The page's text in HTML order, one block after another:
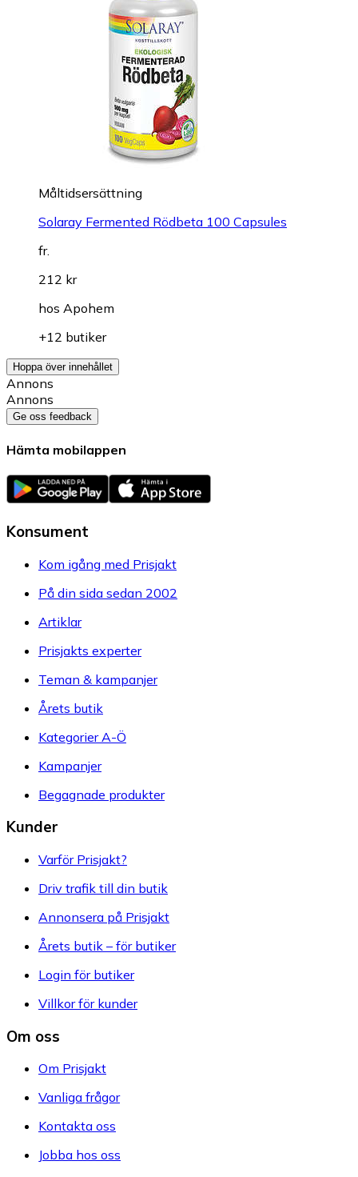
Måltidsersättning
Solaray Fermented Rödbeta 100 Capsules
fr.
212 kr
hos Apohem
+12 butiker
Hoppa över innehållet
Annons
Annons
Ge oss feedback
Hämta mobilappen
Konsument
Kom igång med Prisjakt
På din sida sedan 2002
Artiklar
Prisjakts experter
Teman & kampanjer
Årets butik
Kategorier A-Ö
Kampanjer
Begagnade produkter
Kunder
Varför Prisjakt?
Driv trafik till din butik
Annonsera på Prisjakt
Årets butik – för butiker
Login för butiker
Villkor för kunder
Om oss
Om Prisjakt
Vanliga frågor
Kontakta oss
Jobba hos oss